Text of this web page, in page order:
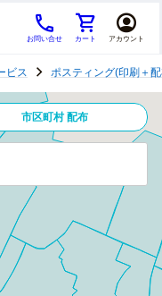
お問い合せ カート アカウント
ビス ポスティング(印刷＋
市区町村 配布